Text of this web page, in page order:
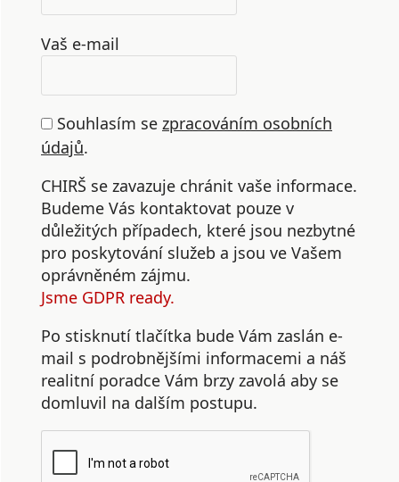
Vaš e-mail
Souhlasím se zpracováním osobních
údajů.
CHIRŠ se zavazuje chránit vaše informace.
Budeme Vás kontaktovat pouze v
důležitých případech, které jsou nezbytné
pro poskytování služeb a jsou ve Vašem
oprávněném zájmu.
Jsme GDPR ready.
Po stisknutí tlačítka bude Vám zaslán e-
mail s podrobnějšími informacemi a náš
realitní poradce Vám brzy zavolá aby se
domluvil na dalším postupu.